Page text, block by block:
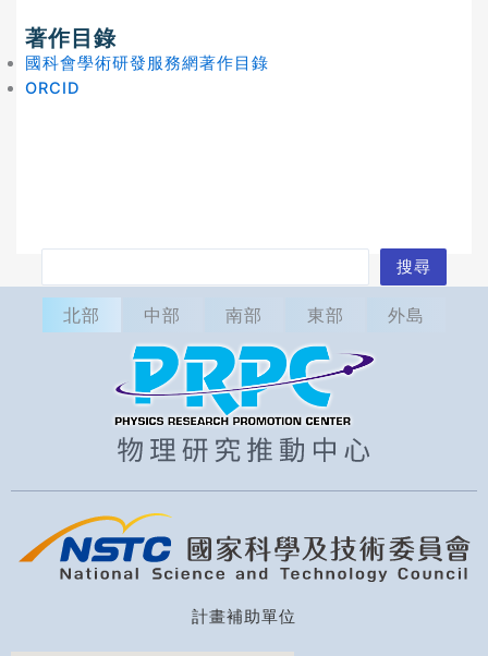
著作目錄
國科會學術研發服務網著作目錄
ORCID
尋
搜尋
北部 中部 南部 東部 外島
計畫補助單位